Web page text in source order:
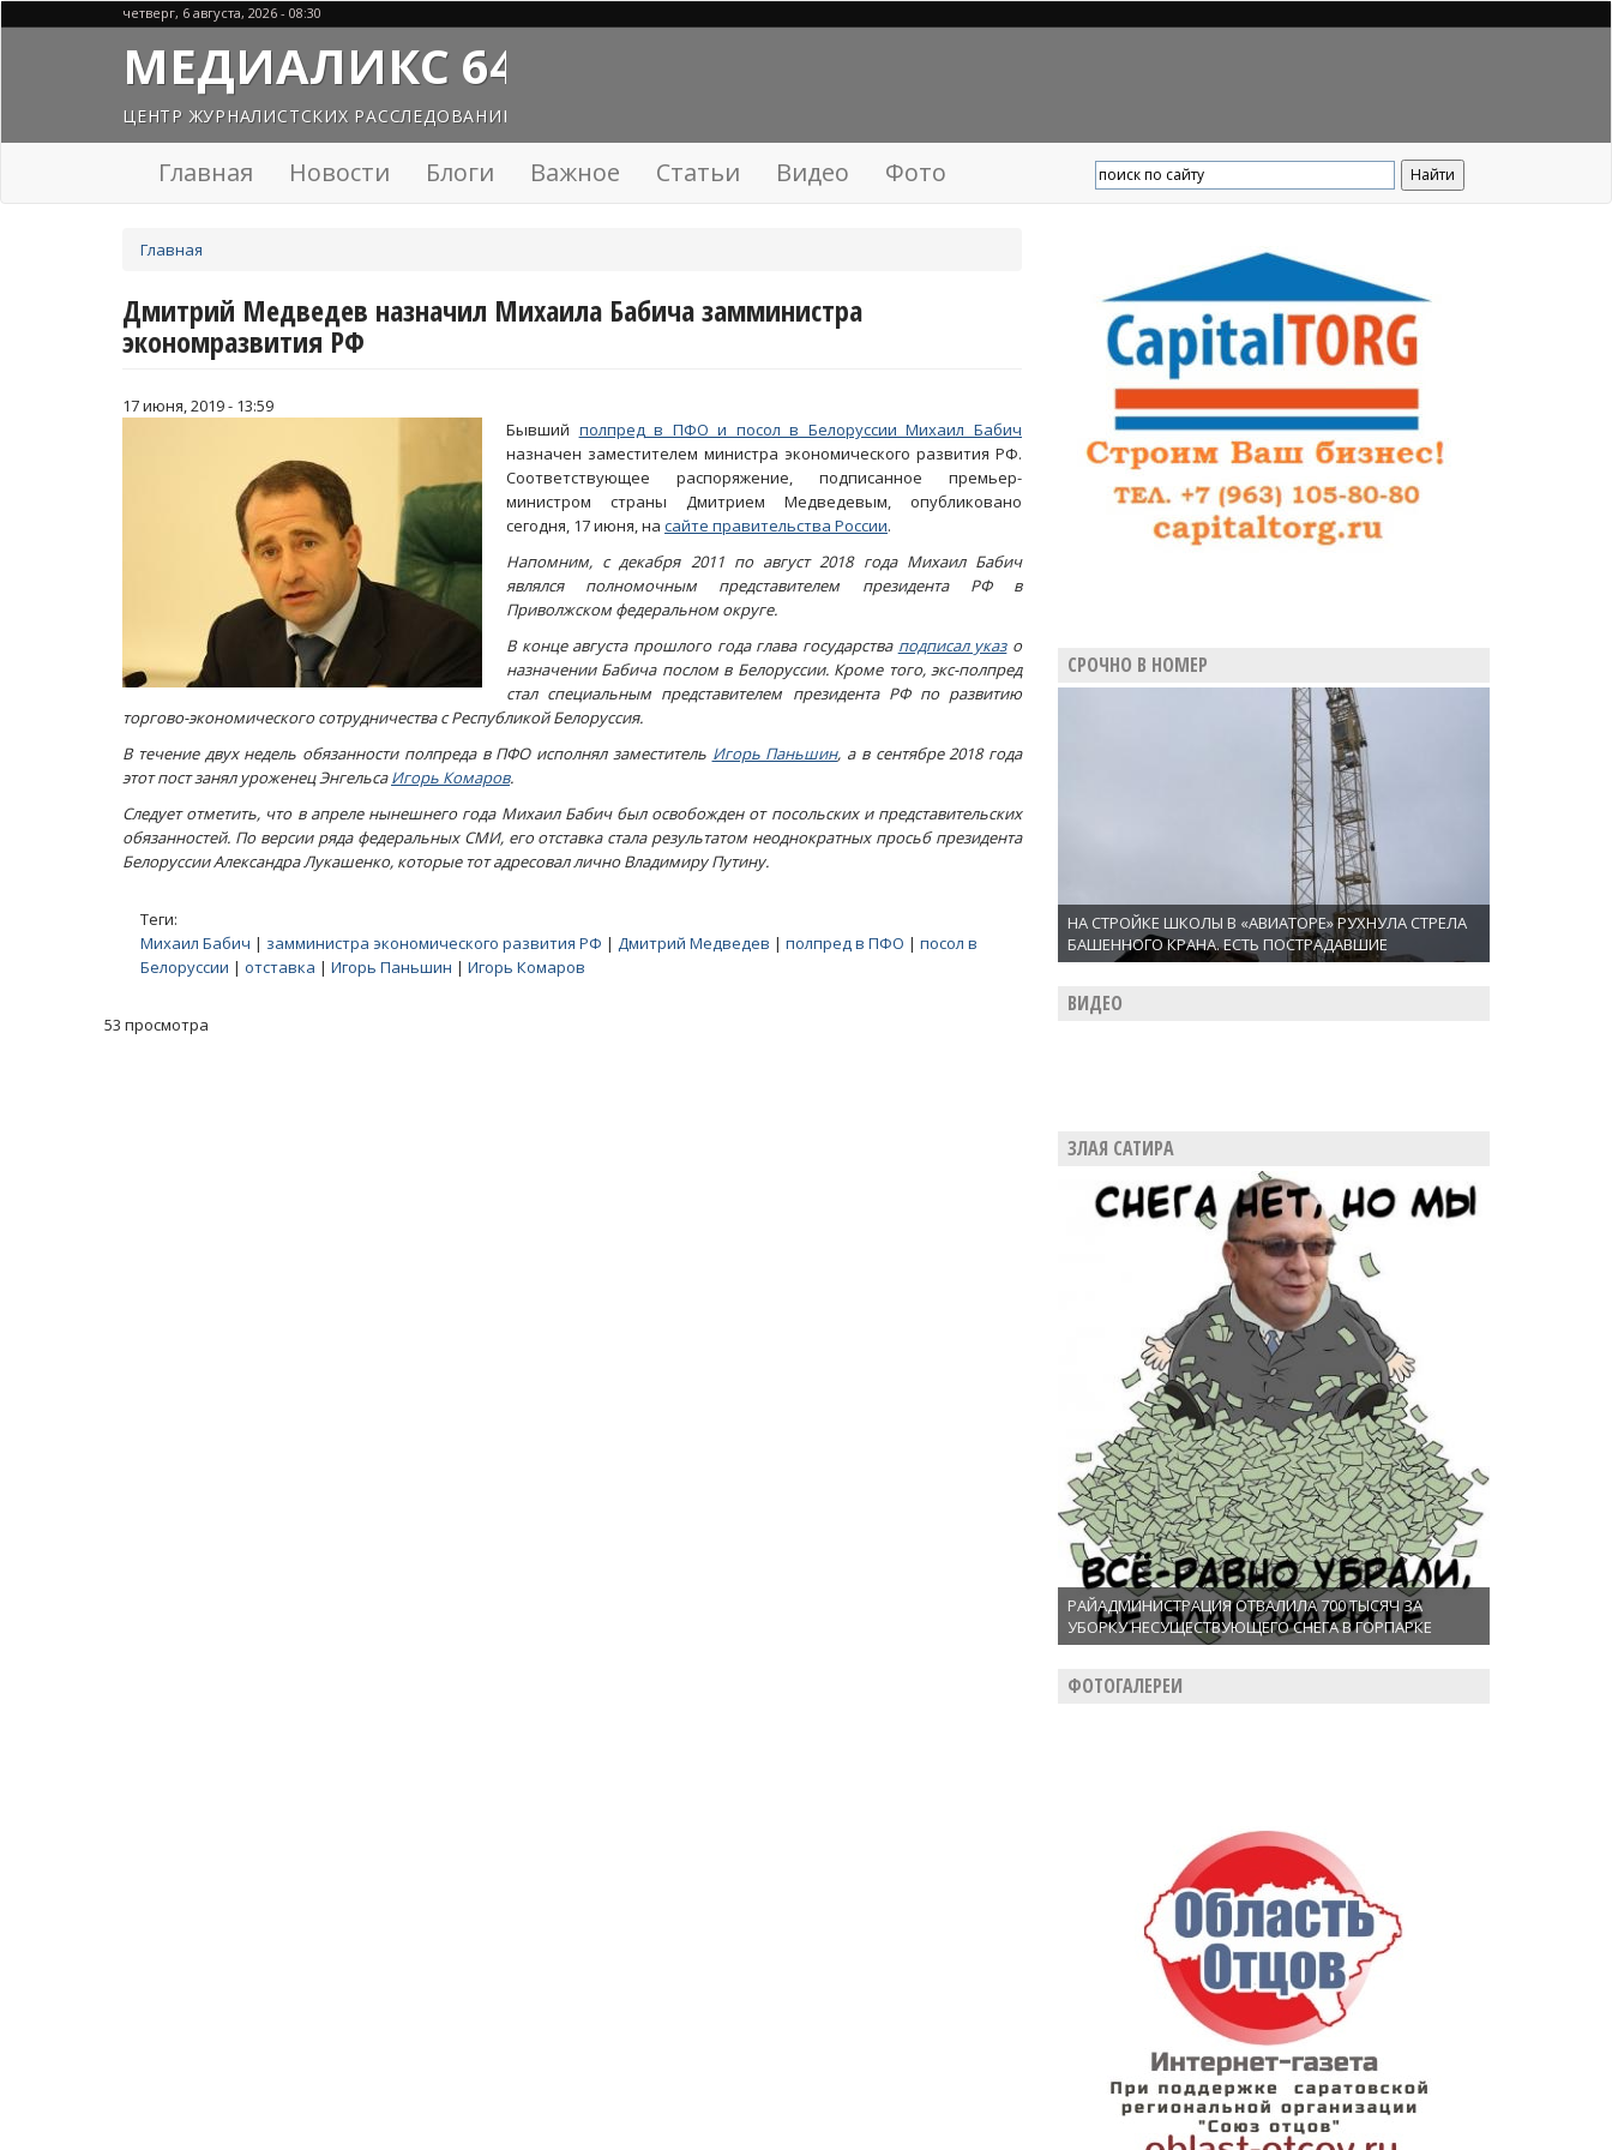
четверг, 6 августа, 2026 - 08:30
МЕДИАЛИКС 64
ЦЕНТР ЖУРНАЛИСТСКИХ РАССЛЕДОВАНИЙ
Главная Новости Блоги Важное Статьи Видео Фото
здесь
Главная
Дмитрий Медведев назначил Михаила Бабича замминистра
экономразвития РФ
17 июня, 2019 - 13:59
Бывший полпред в ПФО и посол в Белоруссии Михаил Бабич
назначен заместителем министра экономического развития РФ.
Соответствующее распоряжение, подписанное премьер-
министром страны Дмитрием Медведевым, опубликовано
сегодня, 17 июня, на сайте правительства России.
Напомним, с декабря 2011 по август 2018 года Михаил Бабич
являлся полномочным представителем президента РФ в
Приволжском федеральном округе.
В конце августа прошлого года глава государства подписал указо
назначении Бабича послом в Белоруссии. Кроме того, экс-полпред
стал специальным представителем президента РФ по развитию
торгово-экономического сотрудничества с Республикой Белоруссия.
В течение двух недель обязанности полпреда в ПФО исполнял заместитель Игорь Паньшин, а в сентябре 2018 года
этот пост занял уроженец ЭнгельсаИгорь Комаров.
Следует отметить, что в апреле нынешнего года Михаил Бабич был освобожден от посольских и представительских
обязанностей. По версии ряда федеральных СМИ, его отставка стала результатом неоднократных просьб президента
Белоруссии Александра Лукашенко, которые тот адресовал лично Владимиру Путину.
Теги:
Михаил Бабич | замминистра экономического развития РФ | Дмитрий Медведев | полпред в ПФО | посол в
Белоруссии | отставка | Игорь Паньшин | Игорь Комаров
53 просмотра
СРОЧНО В НОМЕР
НА СТРОЙКЕ ШКОЛЫ В «АВИАТОРЕ» РУХНУЛА СТРЕЛА
БАШЕННОГО КРАНА. ЕСТЬ ПОСТРАДАВШИЕ
ВИДЕО
ЗЛАЯ САТИРА
РАЙАДМИНИСТРАЦИЯ ОТВАЛИЛА 700 ТЫСЯЧ ЗА
УБОРКУ НЕСУЩЕСТВУЮЩЕГО СНЕГА В ГОРПАРКЕ
ФОТОГАЛЕРЕИ